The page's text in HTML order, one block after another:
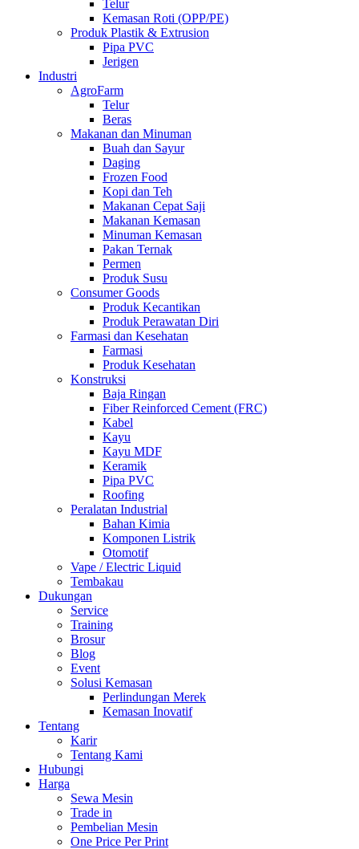
Telur
Kemasan Roti (OPP/PE)
Produk Plastik & Extrusion
Pipa PVC
Jerigen
Industri
AgroFarm
Telur
Beras
Makanan dan Minuman
Buah dan Sayur
Daging
Frozen Food
Kopi dan Teh
Makanan Cepat Saji
Makanan Kemasan
Minuman Kemasan
Pakan Ternak
Permen
Produk Susu
Consumer Goods
Produk Kecantikan
Produk Perawatan Diri
Farmasi dan Kesehatan
Farmasi
Produk Kesehatan
Konstruksi
Baja Ringan
Fiber Reinforced Cement (FRC)
Kabel
Kayu
Kayu MDF
Keramik
Pipa PVC
Roofing
Peralatan Industrial
Bahan Kimia
Komponen Listrik
Otomotif
Vape / Electric Liquid
Tembakau
Dukungan
Service
Training
Brosur
Blog
Event
Solusi Kemasan
Perlindungan Merek
Kemasan Inovatif
Tentang
Karir
Tentang Kami
Hubungi
Harga
Sewa Mesin
Trade in
Pembelian Mesin
One Price Per Print